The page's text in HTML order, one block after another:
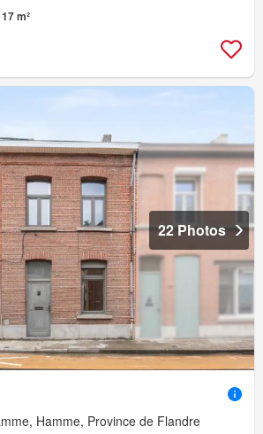
m²
22 Photos
Hamme, Province de Flandre